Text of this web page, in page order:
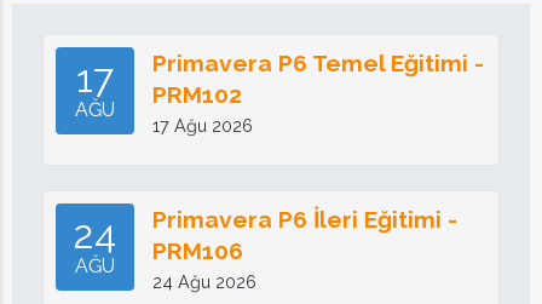
17
AĞU
Primavera P6 Temel Eğitimi -
PRM102
17 Ağu 2026
24
AĞU
Primavera P6 İleri Eğitimi -
PRM106
24 Ağu 2026